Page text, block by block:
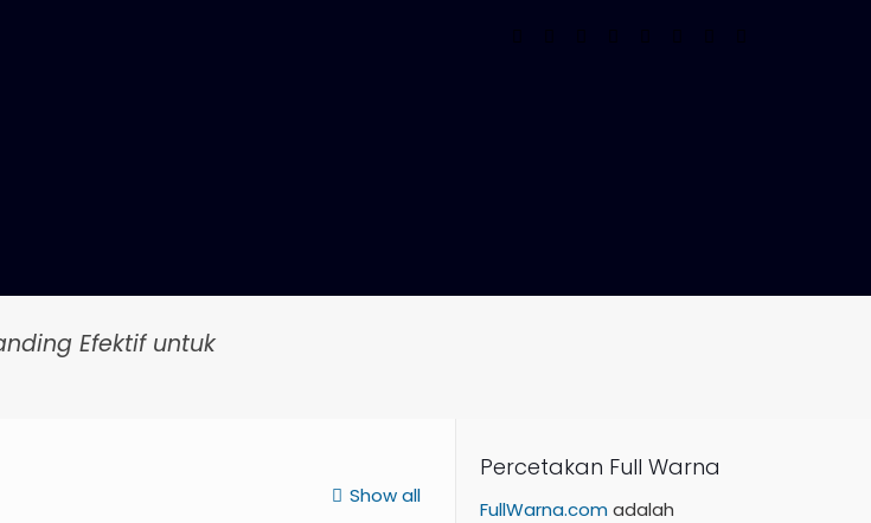
Efektif untuk
Show all
Percetakan Full Warna
FullWarna.comadalah